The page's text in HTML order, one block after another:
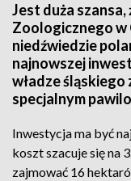
Jest duża
Zoologicznego w
niedźwiedzie
najnowszej
władze śląskiego
specjalnym
Inwestycja ma być
koszt szacuje się na
zajmować 16